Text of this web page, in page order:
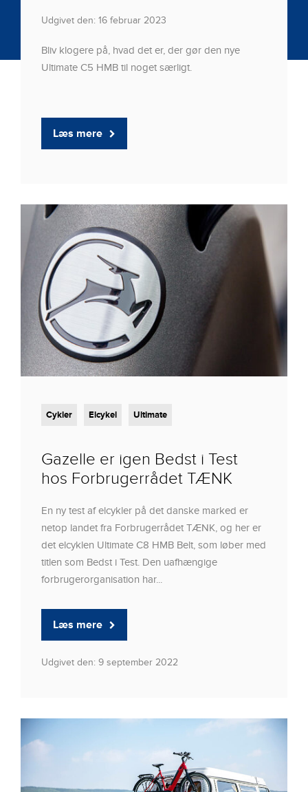
Udgivet den: 16 februar 2023
Bliv klogere på, hvad det er, der gør den nye
Ultimate C5 HMB til noget særligt.
Læs mere
Cykler Elcykel Ultimate
Gazelle er igen Bedst i Test
hos Forbrugerrådet TÆNK
En ny test af elcykler på det danske marked er
netop landet fra Forbrugerrådet TÆNK, og her er
det elcyklen Ultimate C8 HMB Belt, som løber med
titlen som Bedst i Test. Den uafhængige
forbrugerorganisation har...
Læs mere
Udgivet den: 9 september 2022